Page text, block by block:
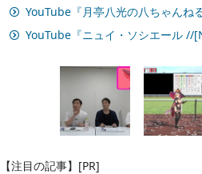
YouTube『月亭八光の八ちゃんねる
YouTube『ニュイ・ソシエール //
【注目の記事】[PR]